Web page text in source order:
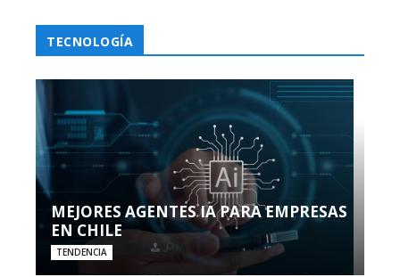
TECNOLOGÍA
MEJORES AGENTES IA PARA EMPRESAS
EN CHILE
TENDENCIA